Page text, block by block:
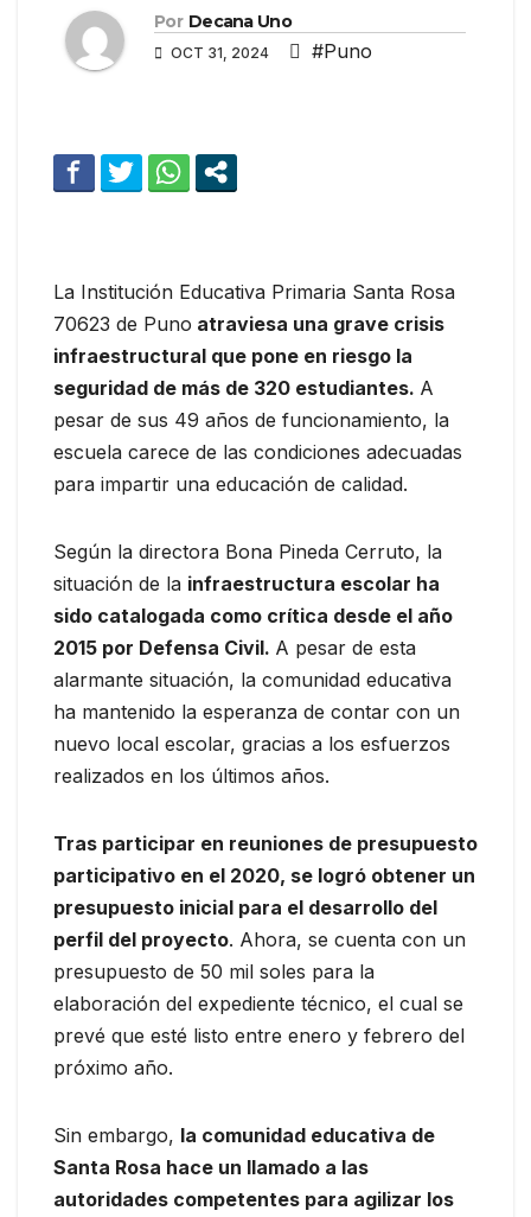
Por Decana Uno
OCT 31, 2024 #Puno
La Institución Educativa Primaria Santa Rosa
70623 de Puno atraviesa una grave crisis
infraestructural que pone en riesgo la
seguridad de más de 320 estudiantes. A
pesar de sus 49 años de funcionamiento, la
escuela carece de las condiciones adecuadas
para impartir una educación de calidad.
Según la directora Bona Pineda Cerruto, la
situación de la infraestructura escolar ha
sido catalogada como crítica desde el año
2015 por Defensa Civil. A pesar de esta
alarmante situación, la comunidad educativa
ha mantenido la esperanza de contar con un
nuevo local escolar, gracias a los esfuerzos
realizados en los últimos años.
Tras participar en reuniones de presupuesto
participativo en el 2020, se logró obtener un
presupuesto inicial para el desarrollo del
perfil del proyecto. Ahora, se cuenta con un
presupuesto de 50 mil soles para la
elaboración del expediente técnico, el cual se
prevé que esté listo entre enero y febrero del
próximo año.
Sin embargo, la comunidad educativa de
Santa Rosa hace un llamado a las
autoridades competentes para agilizar los